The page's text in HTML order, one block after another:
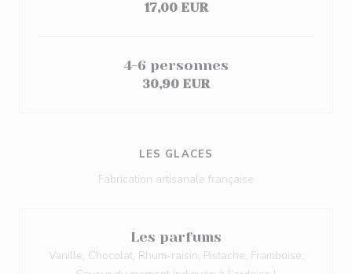
17,00 EUR
4-6 personnes
30,90 EUR
LES GLACES
Fabrication artisanale française
Les parfums
Vanille, Chocolat, Rhum-raisin, Pistache, Framboise,